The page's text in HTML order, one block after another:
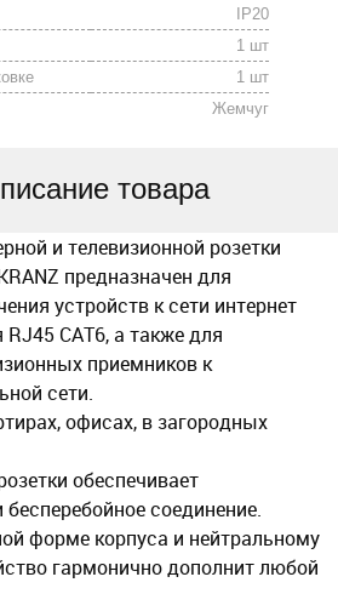
IP20
1 шт
1 шт
Жемчуг
товара
и телевизионной розетки
предназначен для
устройств к сети интернет
CAT6, а также для
приемников к
сети.
офисаx, в загородныx
обеспечивает
соединение.
форме корпуса и нейтральному
гармонично дополнит любой